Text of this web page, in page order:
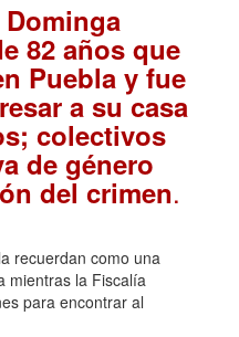
82 años que
Puebla y fue
a su casa
colectivos
de género
del crimen.
recuerdan como una
mientras la Fiscalía
para encontrar al